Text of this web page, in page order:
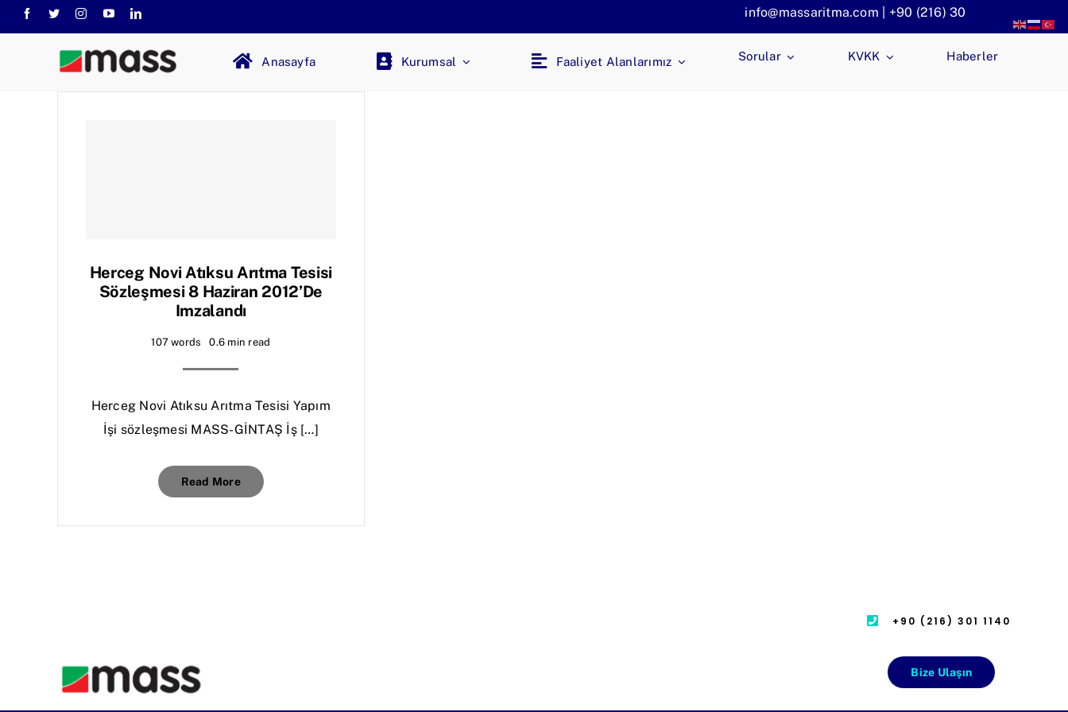
Skip
to
info@massaritma.com | +90 (216) 301 1140
Anasayfa Kurumsal Faaliyet Alanlarımız Sorular KVKK Haberler
Herceg Novi Atıksu Arıtma Tesisi
Sözleşmesi 8 Haziran 2012’de
Imzalandı
107 words 0.6 min read
Herceg Novi Atıksu Arıtma Tesisi Yapım
İşi sözleşmesi MASS-GİNTAŞ İş […]
Read More
+90 (216) 301 1140
Bize Ulaşın